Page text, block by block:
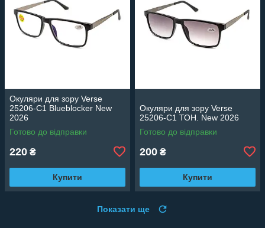
Окуляри для зору Verse
25206-C1 Blueblocker New
2026
Готово до відправки
220 ₴
Купити
Окуляри для зору Verse
25206-C1 ТОН. New 2026
Готово до відправки
200 ₴
Купити
Показати ще